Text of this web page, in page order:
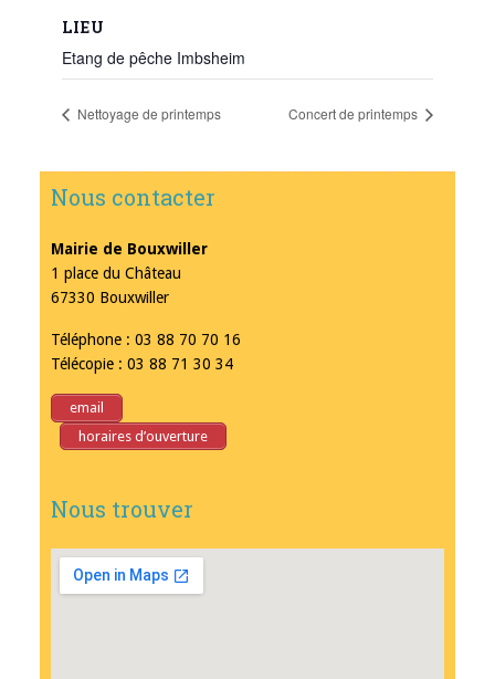
LIEU
Etang de pêche Imbsheim
Nettoyage de printemps Concert de printemps
Nous contacter
Mairie de Bouxwiller
1 place du Château
67330 Bouxwiller
Téléphone : 03 88 70 70 16
Télécopie : 03 88 71 30 34
email
horaires d’ouverture
Nous trouver